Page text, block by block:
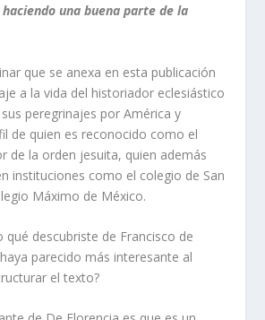
una buena parte de la
que se anexa en esta publicación
a la vida del historiador eclesiástico
peregrinajes por América y
de quien es reconocido como el
de la orden jesuita, quien además
instituciones como el colegio de San
Máximo de México.
qué descubriste de Francisco de
parecido más interesante al
el texto?